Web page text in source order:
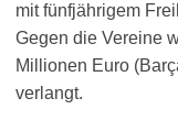
mit fünfjährigem
Gegen die Vereine
Millionen Euro
verlangt.